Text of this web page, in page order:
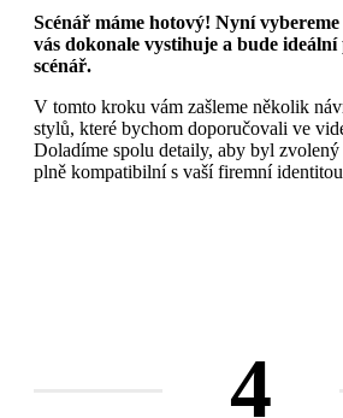
Scénář máme hotový! Nyní
vás dokonale vystihuje a bude
scénář.
V tomto kroku vám zašleme několik
stylů, které bychom doporučovali ve
Doladíme spolu detaily, aby byl
plně kompatibilní s vaší firemní
4